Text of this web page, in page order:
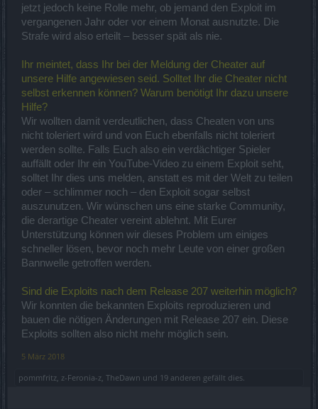
jetzt jedoch keine Rolle mehr, ob jemand den Exploit im
vergangenen Jahr oder vor einem Monat ausnutzte. Die
Strafe wird also erteilt – besser spät als nie.
Ihr meintet, dass Ihr bei der Meldung der Cheater auf
unsere Hilfe angewiesen seid. Solltet Ihr die Cheater nicht
selbst erkennen können? Warum benötigt Ihr dazu unsere
Hilfe?
Wir wollten damit verdeutlichen, dass Cheaten von uns
nicht toleriert wird und von Euch ebenfalls nicht toleriert
werden sollte. Falls Euch also ein verdächtiger Spieler
auffällt oder Ihr ein YouTube-Video zu einem Exploit seht,
solltet Ihr dies uns melden, anstatt es mit der Welt zu teilen
oder – schlimmer noch – den Exploit sogar selbst
auszunutzen. Wir wünschen uns eine starke Community,
die derartige Cheater vereint ablehnt. Mit Eurer
Unterstützung können wir dieses Problem um einiges
schneller lösen, bevor noch mehr Leute von einer großen
Bannwelle getroffen werden.
Sind die Exploits nach dem Release 207 weiterhin möglich?
Wir konnten die bekannten Exploits reproduzieren und
bauen die nötigen Änderungen mit Release 207 ein. Diese
Exploits sollten also nicht mehr möglich sein.
5 März 2018
pommfritz, z-Feronia-z, TheDawn und 19 anderen gefällt dies.